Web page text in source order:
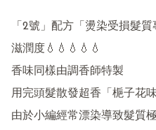
「2號」配方「燙染受損髮質
滋潤度💧💧💧💧💧
香味同樣由調香師特製
用完頭髮散發超香「梔子花味
由於小編經常漂染導致髮質